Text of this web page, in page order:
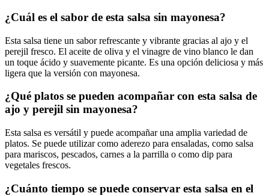
¿Cuál es el sabor de esta salsa sin mayonesa?
Esta salsa tiene un sabor refrescante y vibrante gracias al ajo y el
perejil fresco. El aceite de oliva y el vinagre de vino blanco le dan
un toque ácido y suavemente picante. Es una opción deliciosa y más
ligera que la versión con mayonesa.
¿Qué platos se pueden acompañar con esta salsa de
ajo y perejil sin mayonesa?
Esta salsa es versátil y puede acompañar una amplia variedad de
platos. Se puede utilizar como aderezo para ensaladas, como salsa
para mariscos, pescados, carnes a la parrilla o como dip para
vegetales frescos.
¿Cuánto tiempo se puede conservar esta salsa en el